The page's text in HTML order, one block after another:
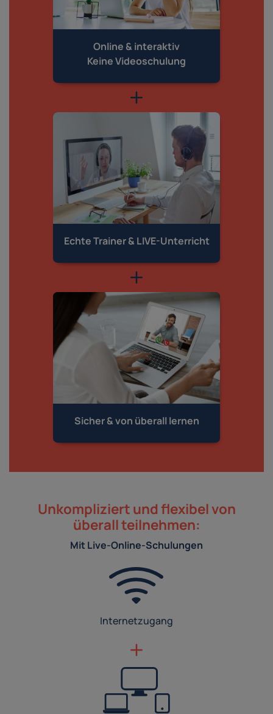
Online & interaktiv
Keine Videoschulung
Echte Trainer & LIVE-Unterricht
Sicher & von überall lernen
Unkompliziert und flexibel von
überall teilnehmen:
Mit Live-Online-Schulungen
Internetzugang